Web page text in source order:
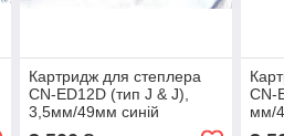
Картридж для степлера
CN-ED12D (тип J & J),
3,5мм/49мм синій
CN-
мм/